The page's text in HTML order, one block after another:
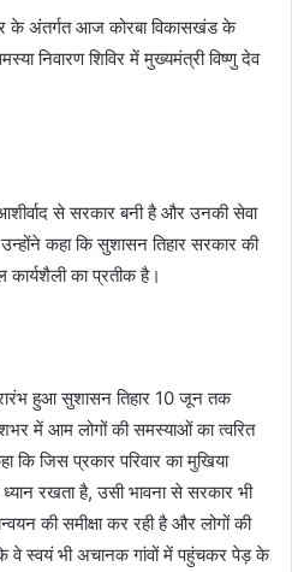
के अंतर्गत आज कोरबा विकासखंड के
निवारण शिविर में मुख्यमंत्री विष्णु देव
से सरकार बनी है और उनकी सेवा
कहा कि सुशासन तिहार सरकार की
का प्रतीक है।
हुआ सुशासन तिहार 10 जून तक
में आम लोगों की समस्याओं का त्वरित
कि जिस प्रकार परिवार का मुखिया
रखता है, उसी भावना से सरकार भी
की समीक्षा कर रही है और लोगों की
वे स्वयं भी अचानक गांवों में पहुंचकर पेड़ के